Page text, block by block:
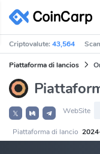
Criptovalute:43,564
Piattaforma di lancios
𝕏 WebSite
Piattaforma di lancio